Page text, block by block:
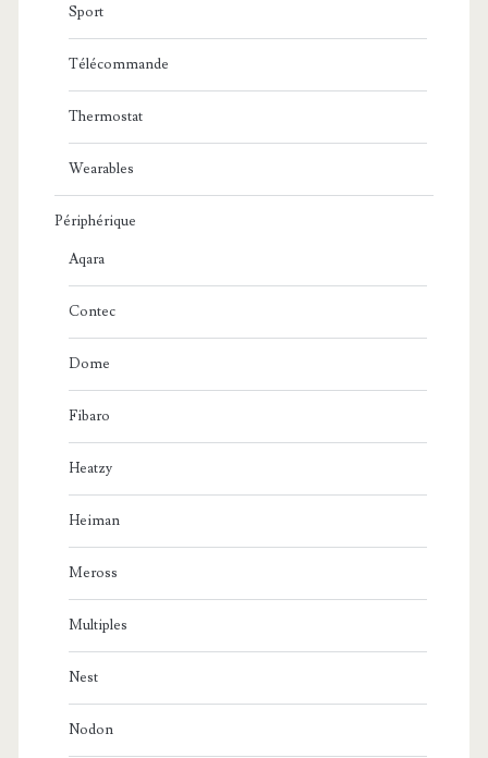
Sport
Télécommande
Thermostat
Wearables
Périphérique
Aqara
Contec
Dome
Fibaro
Heatzy
Heiman
Meross
Multiples
Nest
Nodon